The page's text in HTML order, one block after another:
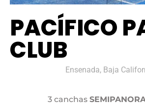
PACÍFICO
CLUB
Ensenada, Baja
3 canchas